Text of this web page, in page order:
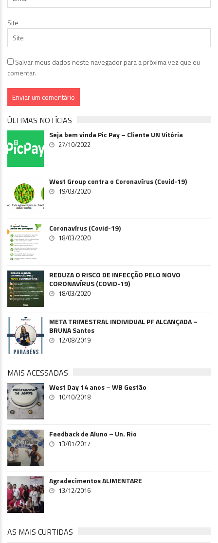
Site
Salvar meus dados neste navegador para a próxima vez que eu
comentar.
ÚLTIMAS NOTÍCIAS
Seja bem vinda Pic Pay – Cliente UN Vitória
27/10/2022
West Group contra o Coronavírus (Covid-19)
19/03/2020
Coronavírus (Covid-19)
18/03/2020
REDUZA O RISCO DE INFECÇÃO PELO NOVO
CORONAVÍRUS (COVID-19)
18/03/2020
META TRIMESTRAL INDIVIDUAL PF ALCANÇADA –
BRUNA Santos
12/08/2019
MAIS ACESSADAS
West Day 14 anos – WB Gestão
10/10/2018
Feedback de Aluno – Un. Rio
13/01/2017
Agradecimentos ALIMENTARE
13/12/2016
AS MAIS CURTIDAS